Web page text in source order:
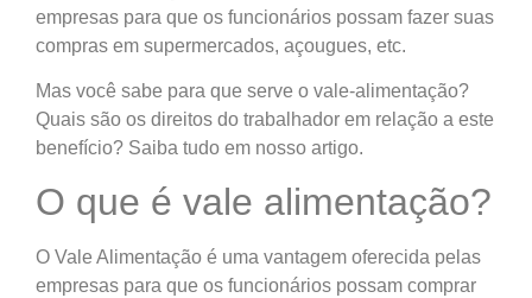
empresas para que os funcionários possam fazer suas
compras em supermercados, açougues, etc.
Mas você sabe para que serve o vale-alimentação?
Quais são os direitos do trabalhador em relação a este
benefício? Saiba tudo em nosso artigo.
O que é vale alimentação?
O Vale Alimentação é uma vantagem oferecida pelas
empresas para que os funcionários possam comprar